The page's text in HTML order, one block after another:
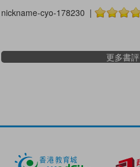
nickname-cyo-178230 |
更多書評